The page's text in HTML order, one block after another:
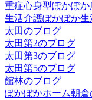
重症心身型ぽかぽ
生活介護ぽかぽか
太田のブログ
太田第2のブログ
太田第3のブログ
太田第5のブログ
館林のブログ
ぽかぽかホーム朝倉